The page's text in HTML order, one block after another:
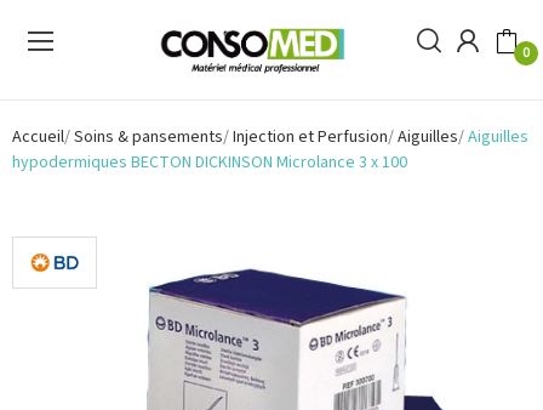
0
Accueil Soins & pansements Injection et Perfusion Aiguilles Aiguilles
hypodermiques BECTON DICKINSON Microlance 3 x 100